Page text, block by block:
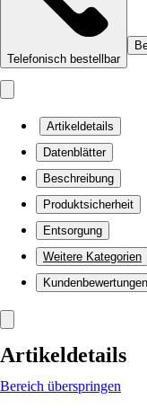
Telefonisch bestellbar
Artikeldetails
Datenblätter
Beschreibung
Produktsicherheit
Entsorgung
Weitere Kategorien
Kundenbewertungen
Artikeldetails
Bereich überspringen